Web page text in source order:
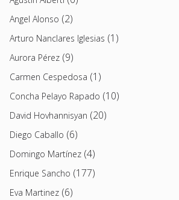
Angel Alonso (2)
Arturo Nanclares Iglesias (1)
Aurora Pérez (9)
Carmen Cespedosa (1)
Concha Pelayo Rapado (10)
David Hovhannisyan (20)
Diego Caballo (6)
Domingo Martínez (4)
Enrique Sancho (177)
Eva Martinez (6)